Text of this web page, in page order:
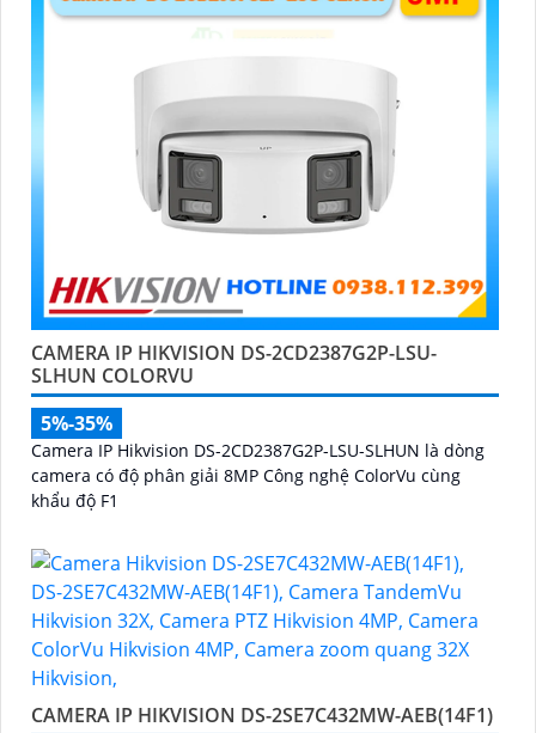
CAMERA IP HIKVISION DS-2CD2387G2P-LSU-
SLHUN COLORVU
5%-35%
Camera IP Hikvision DS-2CD2387G2P-LSU-SLHUN là dòng
camera có độ phân giải 8MP Công nghệ ColorVu cùng
khẩu độ F1
CAMERA IP HIKVISION DS-2SE7C432MW-AEB(14F1)